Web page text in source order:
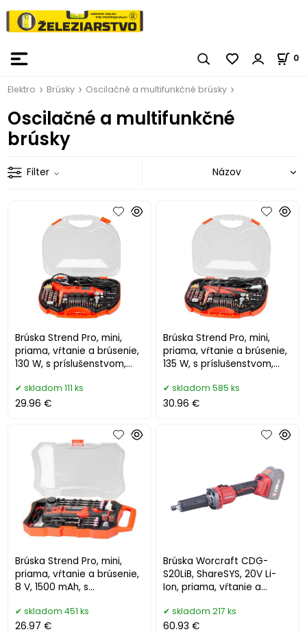
0
Elektro Brúsky Oscilačné a multifunkčné brúsky
Oscilačné a multifunkčné
brúsky
Filter
Brúska Strend Pro, mini,
priama, vŕtanie a brúsenie,
130 W, s príslušenstvom,
skladom 111 ks
29.96 €
Brúska Strend Pro, mini,
priama, vŕtanie a brúsenie,
135 W, s príslušenstvom,
skladom 585 ks
30.96 €
Brúska Strend Pro, mini,
priama, vŕtanie a brúsenie,
8 V, 1500 mAh, s
skladom 451 ks
26.97 €
Brúska Worcraft CDG-
S20LiB, ShareSYS, 20V Li-
Ion, priama, vŕtanie a
skladom 217 ks
60.93 €